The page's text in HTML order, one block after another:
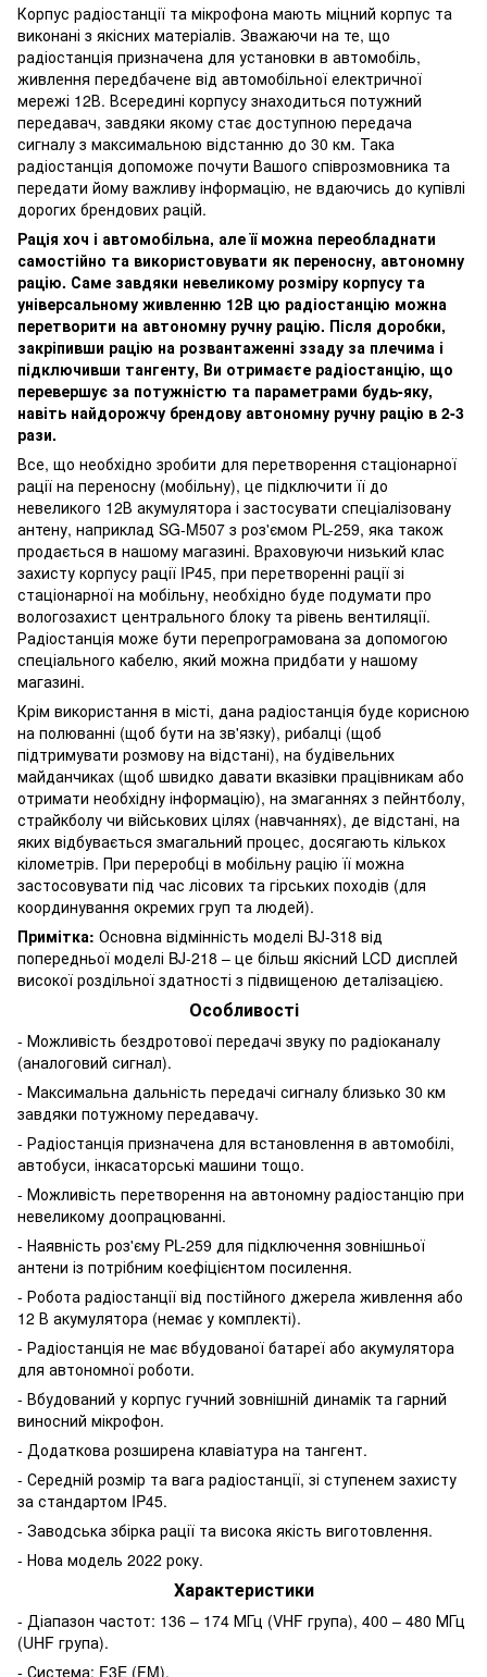
Корпус радіостанції та мікрофона мають міцний корпус та
виконані з якісних матеріалів. Зважаючи на те, що
радіостанція призначена для установки в автомобіль,
живлення передбачене від автомобільної електричної
мережі 12В. Всередині корпусу знаходиться потужний
передавач, завдяки якому стає доступною передача
сигналу з максимальною відстанню до 30 км. Така
радіостанція допоможе почути Вашого співрозмовника та
передати йому важливу інформацію, не вдаючись до купівлі
дорогих брендових рацій.
Рація хоч і автомобільна, але її можна переобладнати
самостійно та використовувати як переносну, автономну
рацію. Саме завдяки невеликому розміру корпусу та
універсальному живленню 12В цю радіостанцію можна
перетворити на автономну ручну рацію. Після доробки,
закріпивши рацію на розвантаженні ззаду за плечима і
підключивши тангенту, Ви отримаєте радіостанцію, що
перевершує за потужністю та параметрами будь-яку,
навіть найдорожчу брендову автономну ручну рацію в 2-3
рази.
Все, що необхідно зробити для перетворення стаціонарної
рації на переносну (мобільну), це підключити її до
невеликого 12В акумулятора і застосувати спеціалізовану
антену, наприклад SG-M507 з роз'ємом PL-259, яка також
продається в нашому магазині. Враховуючи низький клас
захисту корпусу рації IP45, при перетворенні рації зі
стаціонарної на мобільну, необхідно буде подумати про
вологозахист центрального блоку та рівень вентиляції.
Радіостанція може бути перепрограмована за допомогою
спеціального кабелю, який можна придбати у нашому
магазині.
Крім використання в місті, дана радіостанція буде корисною
на полюванні (щоб бути на зв'язку), рибалці (щоб
підтримувати розмову на відстані), на будівельних
майданчиках (щоб швидко давати вказівки працівникам або
отримати необхідну інформацію), на змаганнях з пейнтболу,
страйкболу чи військових цілях (навчаннях), де відстані, на
яких відбувається змагальний процес, досягають кількох
кілометрів. При переробці в мобільну рацію її можна
застосовувати під час лісових та гірських походів (для
координування окремих груп та людей).
Примітка: Основна відмінність моделі BJ-318 від
попередньої моделі BJ-218 – це більш якісний LCD дисплей
високої роздільної здатності з підвищеною деталізацією.
Особливості
- Можливість бездротової передачі звуку по радіоканалу
(аналоговий сигнал).
- Максимальна дальність передачі сигналу близько 30 км
завдяки потужному передавачу.
- Радіостанція призначена для встановлення в автомобілі,
автобуси, інкасаторські машини тощо.
- Можливість перетворення на автономну радіостанцію при
невеликому доопрацюванні.
- Наявність роз'єму PL-259 для підключення зовнішньої
антени із потрібним коефіцієнтом посилення.
- Робота радіостанції від постійного джерела живлення або
12 В акумулятора (немає у комплекті).
- Радіостанція не має вбудованої батареї або акумулятора
для автономної роботи.
- Вбудований у корпус гучний зовнішній динамік та гарний
виносний мікрофон.
- Додаткова розширена клавіатура на тангент.
- Середній розмір та вага радіостанції, зі ступенем захисту
за стандартом IP45.
- Заводська збірка рації та висока якість виготовлення.
- Нова модель 2022 року.
Характеристики
- Діапазон частот: 136 – 174 МГц (VHF група), 400 – 480 МГц
(UHF група).
- Система: F3E (FM).